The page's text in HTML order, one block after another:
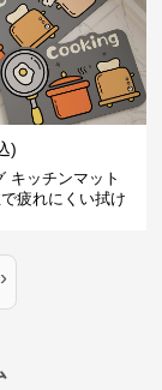
)
キッチンマット
疲れにくい拭け
›